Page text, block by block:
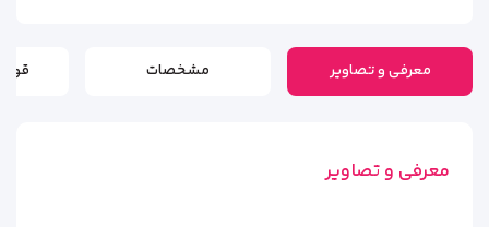
معرفی و تصاویر مشخصات
معرفی و تصاویر